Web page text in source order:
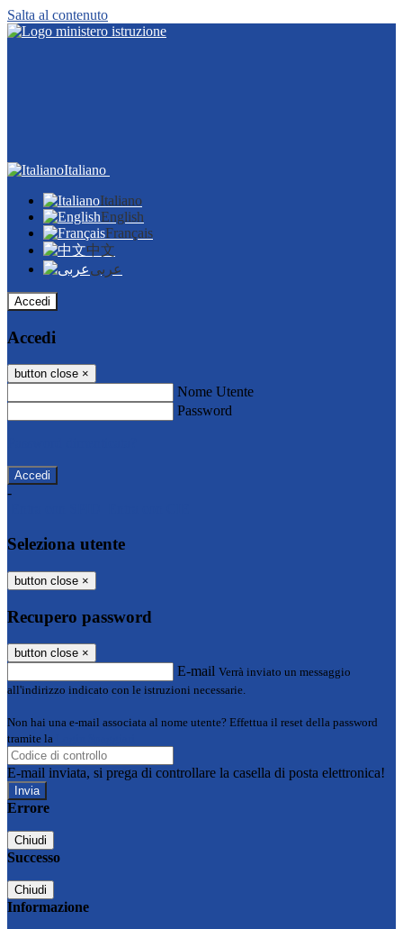
Salta al contenuto
Italiano
Italiano
English
Français
中文
عربى
Accedi
Accedi
button close ×
Nome Utente
Password
-
Seleziona utente
button close ×
Recupero password
button close ×
E-mail Verrà inviato un messaggio
all'indirizzo indicato con le istruzioni necessarie.
Non hai una e-mail associata al nome utente? Effettua il reset della password
tramite la
E-mail inviata, si prega di controllare la casella di posta elettronica!
Errore
Chiudi
Successo
Chiudi
Informazione